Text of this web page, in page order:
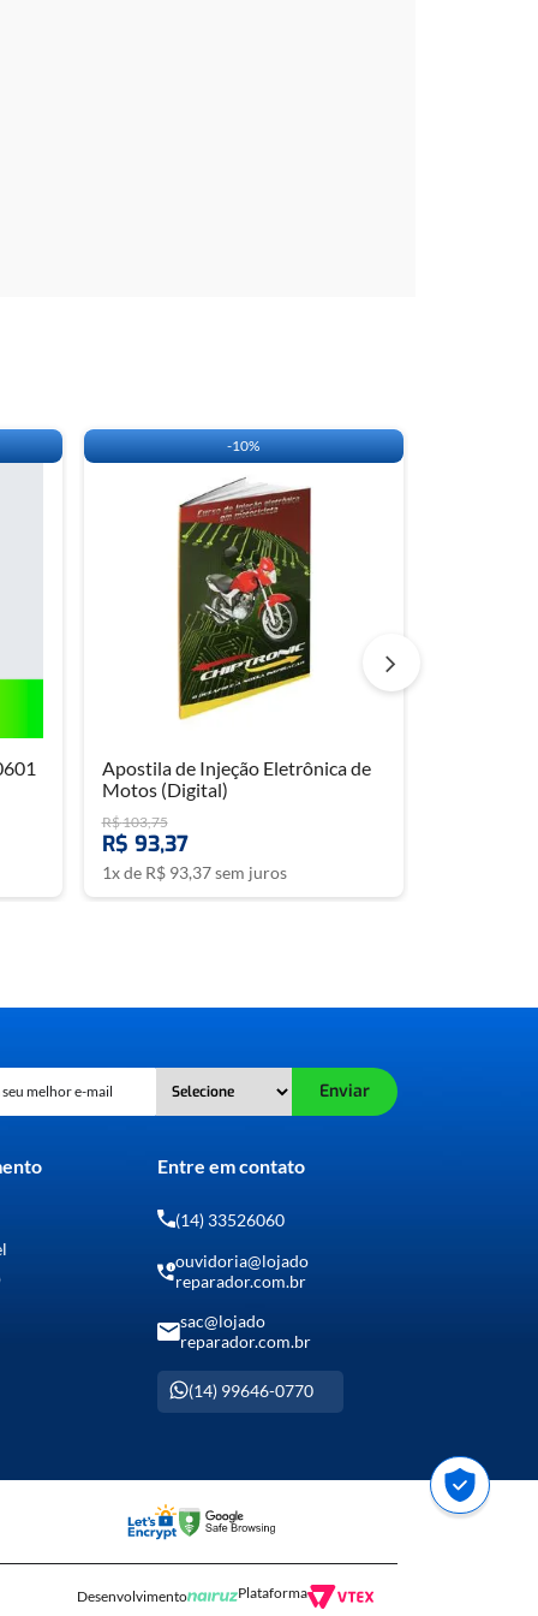
-10%
Apostila de Injeção Eletrônica de
Motos (Digital)
R$103,75
R$ 93,37
1x de R$ 93,37sem juros
Enviar
Entre em contato
(14) 33526060
ouvidoria@lojado
reparador.com.br
sac@lojado
reparador.com.br
(14) 99646-0770
Desenvolvimento Plataforma